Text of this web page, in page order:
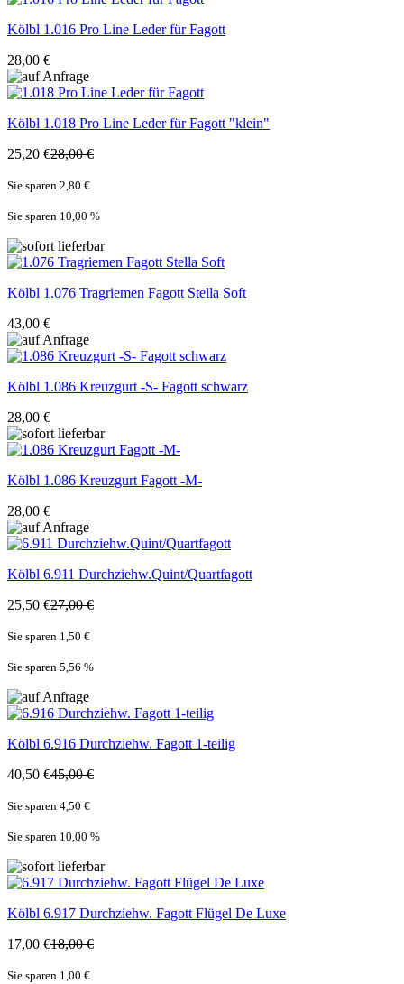
Kölbl 1.016 Pro Line Leder für Fagott
28,00 €
Kölbl 1.018 Pro Line Leder für Fagott "klein"
25,20 €28,00 €
Sie sparen 2,80 €
Sie sparen 10,00 %
Kölbl 1.076 Tragriemen Fagott Stella Soft
43,00 €
Kölbl 1.086 Kreuzgurt -S- Fagott schwarz
28,00 €
Kölbl 1.086 Kreuzgurt Fagott -M-
28,00 €
Kölbl 6.911 Durchziehw.Quint/Quartfagott
25,50 €27,00 €
Sie sparen 1,50 €
Sie sparen 5,56 %
Kölbl 6.916 Durchziehw. Fagott 1-teilig
40,50 €45,00 €
Sie sparen 4,50 €
Sie sparen 10,00 %
Kölbl 6.917 Durchziehw. Fagott Flügel De Luxe
17,00 €18,00 €
Sie sparen 1,00 €